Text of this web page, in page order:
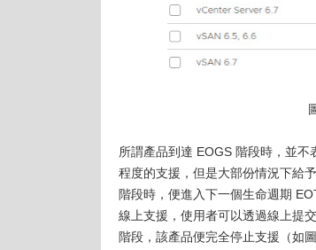
所謂產品到達 EOGS 階段時，並
程度的支援，但是大部份情況下給
階段時，便進入下一個生命週期
線上支援，使用者可以透過線上提
階段，該產品便完全停止支援（如圖